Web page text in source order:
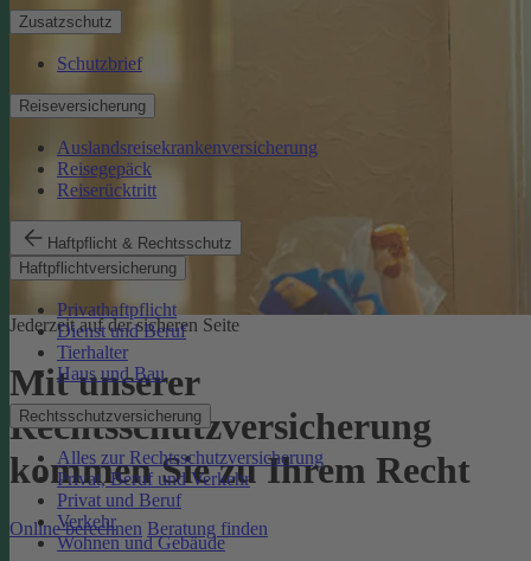
Zusatzschutz
Schutzbrief
Reiseversicherung
Auslandsreisekrankenversicherung
Reisegepäck
Reiserücktritt
Haftpflicht & Rechtsschutz
Haftpflichtversicherung
Privathaftpflicht
Dienst und Beruf
Tierhalter
Haus und Bau
Rechtsschutzversicherung
Alles zur Rechtsschutzversicherung
Privat, Beruf und Verkehr
Privat und Beruf
Verkehr
Wohnen und Gebäude
Jederzeit auf der sicheren Seite
Mit unserer
Rechtsschutzversicherung
kommen Sie zu Ihrem Recht
Online berechnen Beratung finden